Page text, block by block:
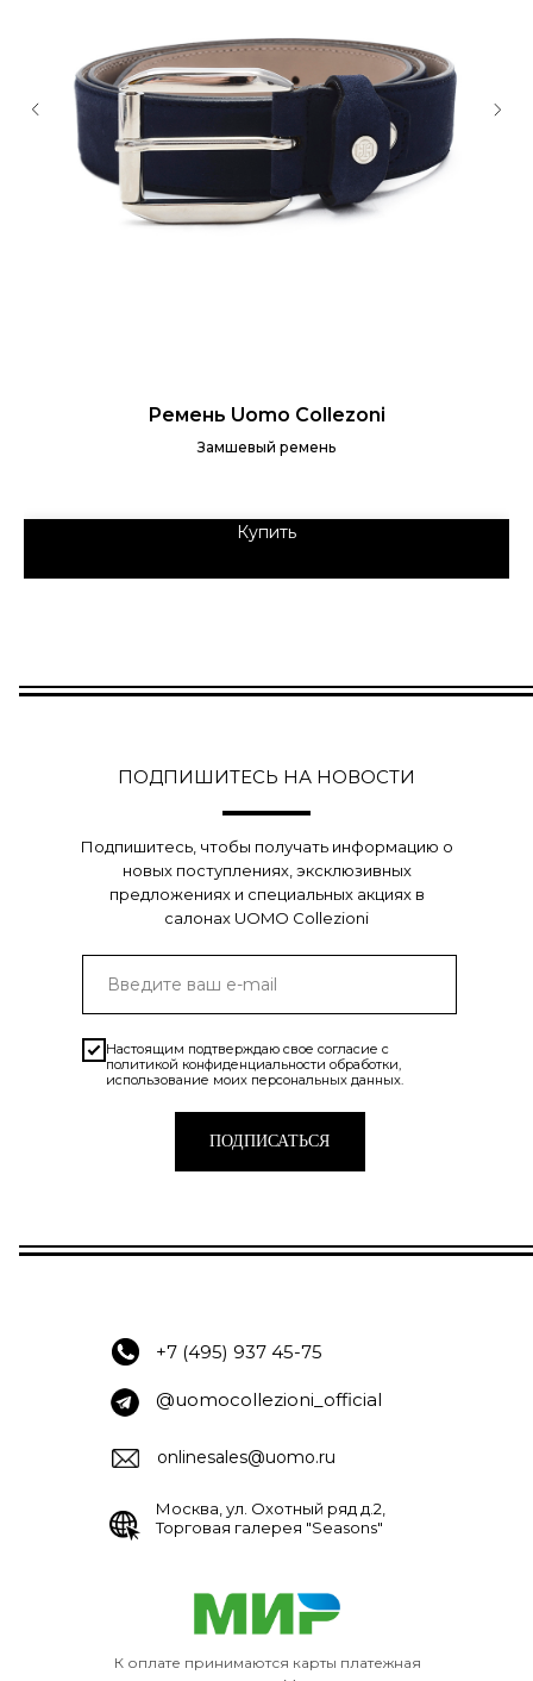
Ремень Uomo Collezoni
Замшевый ремень
Купить
Настоящим подтверждаю свое согласие с
политикой конфиденциальности обработки,
использование моих персональных данных.
ПОДПИСАТЬСЯ
ПОДПИШИТЕСЬ НА НОВОСТИ
Подпишитесь, чтобы получать информацию о
новых поступлениях, эксклюзивных
предложениях и специальных акциях в
салонах UOMO Collezioni
@uomocollezioni_official
+7 (495) 937 45-75
onlinesales@uomo.ru
Москва, ул. Охотный ряд д.2,
Торговая галерея "Seasons"
К оплате принимаются карты платежная